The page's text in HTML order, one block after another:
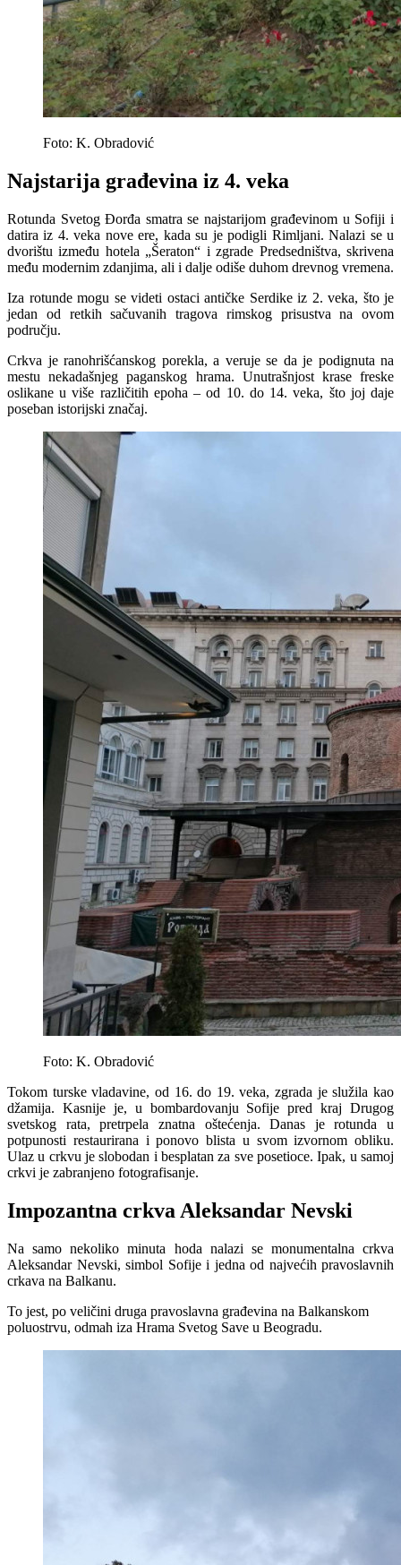
Foto: K. Obradović
Najstarija građevina iz 4. veka
Rotunda Svetog Đorđa smatra se najstarijom građevinom u Sofiji i
datira iz 4. veka nove ere, kada su je podigli Rimljani. Nalazi se u
dvorištu između hotela „Šeraton“ i zgrade Predsedništva, skrivena
među modernim zdanjima, ali i dalje odiše duhom drevnog vremena.
Iza rotunde mogu se videti ostaci antičke Serdike iz 2. veka, što je
jedan od retkih sačuvanih tragova rimskog prisustva na ovom
području.
Crkva je ranohrišćanskog porekla, a veruje se da je podignuta na
mestu nekadašnjeg paganskog hrama. Unutrašnjost krase freske
oslikane u više različitih epoha – od 10. do 14. veka, što joj daje
poseban istorijski značaj.
Foto: K. Obradović
Tokom turske vladavine, od 16. do 19. veka, zgrada je služila kao
džamija. Kasnije je, u bombardovanju Sofije pred kraj Drugog
svetskog rata, pretrpela znatna oštećenja. Danas je rotunda u
potpunosti restaurirana i ponovo blista u svom izvornom obliku.
Ulaz u crkvu je slobodan i besplatan za sve posetioce. Ipak, u samoj
crkvi je zabranjeno fotografisanje.
Impozantna crkva Aleksandar Nevski
Na samo nekoliko minuta hoda nalazi se monumentalna crkva
Aleksandar Nevski, simbol Sofije i jedna od najvećih pravoslavnih
crkava na Balkanu.
To jest, po veličini druga pravoslavna građevina na Balkanskom
poluostrvu, odmah iza Hrama Svetog Save u Beogradu.